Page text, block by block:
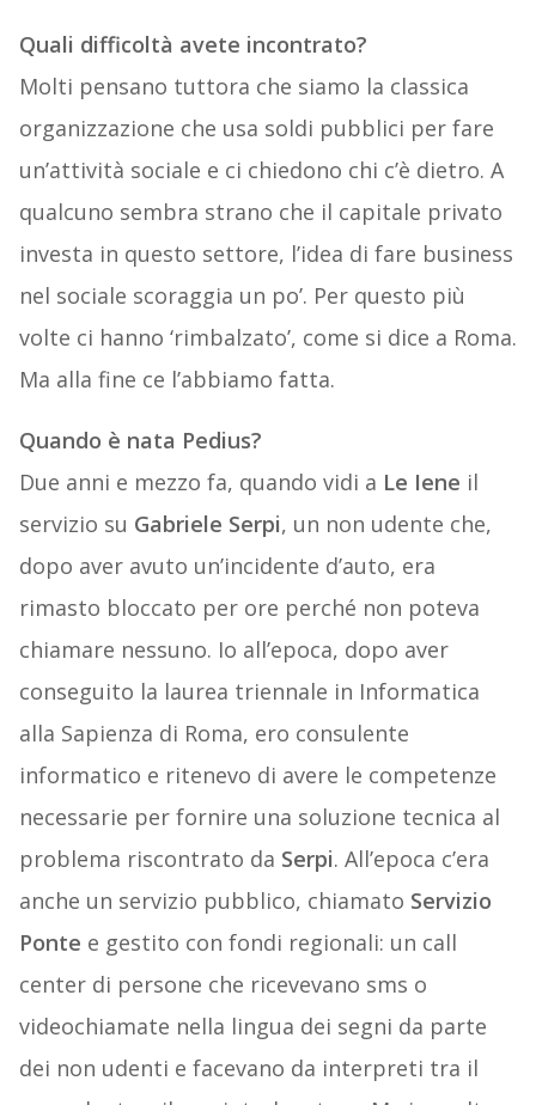
Quali difficoltà avete incontrato?
Molti pensano tuttora che siamo la classica
organizzazione che usa soldi pubblici per fare
un’attività sociale e ci chiedono chi c’è dietro. A
qualcuno sembra strano che il capitale privato
investa in questo settore, l’idea di fare business
nel sociale scoraggia un po’. Per questo più
volte ci hanno ‘rimbalzato’, come si dice a Roma.
Ma alla fine ce l’abbiamo fatta.
Quando è nata Pedius?
Due anni e mezzo fa, quando vidi a Le Iene il
servizio su Gabriele Serpi, un non udente che,
dopo aver avuto un’incidente d’auto, era
rimasto bloccato per ore perché non poteva
chiamare nessuno. Io all’epoca, dopo aver
conseguito la laurea triennale in Informatica
alla Sapienza di Roma, ero consulente
informatico e ritenevo di avere le competenze
necessarie per fornire una soluzione tecnica al
problema riscontrato da Serpi. All’epoca c’era
anche un servizio pubblico, chiamato Servizio
Ponte e gestito con fondi regionali: un call
center di persone che ricevevano sms o
videochiamate nella lingua dei segni da parte
dei non udenti e facevano da interpreti tra il